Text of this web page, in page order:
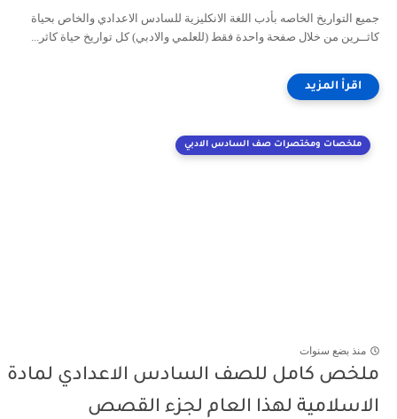
جميع التواريخ الخاصه بأدب اللغة الانكليزية للسادس الاعدادي والخاص بحياة
كاثــرين من خلال صفحة واحدة فقط (للعلمي والادبي) كل تواريخ حياة كاثر...
ملخصات ومختصرات صف السادس الادبي
منذ بضع سنوات
ملخص كامل للصف السادس الاعدادي لمادة
الاسلامية لهذا العام لجزء القصص